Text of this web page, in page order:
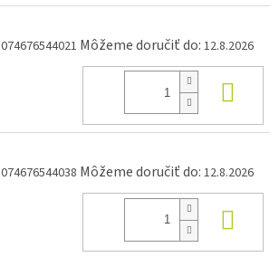
074676544021 Môžeme doručiť do: 12.8.2026
074676544038 Môžeme doručiť do: 12.8.2026